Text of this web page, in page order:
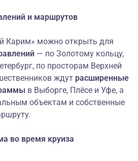
и маршрутов
Карим» можно открыть для
— по Золотому кольцу,
по просторам Верхней
ждут расширенные
в Выборге, Плёсе и Уфе, а
объектам и собственные
во время круиза